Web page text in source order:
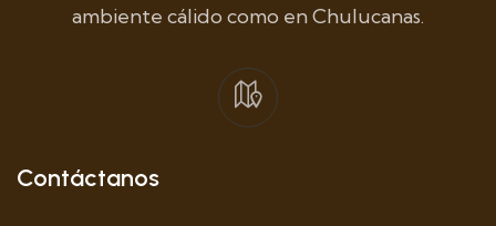
ambiente cálido como en Chulucanas.
Contáctanos